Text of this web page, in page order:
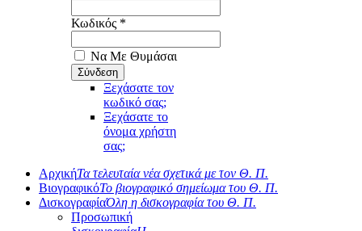
Κωδικός *
Να Με Θυμάσαι
Ξεχάσατε τον
κωδικό σας;
Ξεχάσατε το
όνομα χρήστη
σας;
ΑρχικήΤα τελευταία νέα σχετικά με τον Θ. Π.
ΒιογραφικόΤο βιογραφικό σημείωμα του Θ. Π.
ΔισκογραφίαΌλη η δισκογραφία του Θ. Π.
Προσωπική